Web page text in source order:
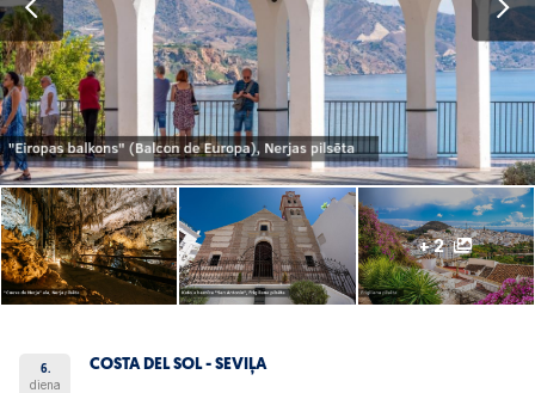
+ 2
6.
diena
COSTA DEL SOL - SEVIĻA